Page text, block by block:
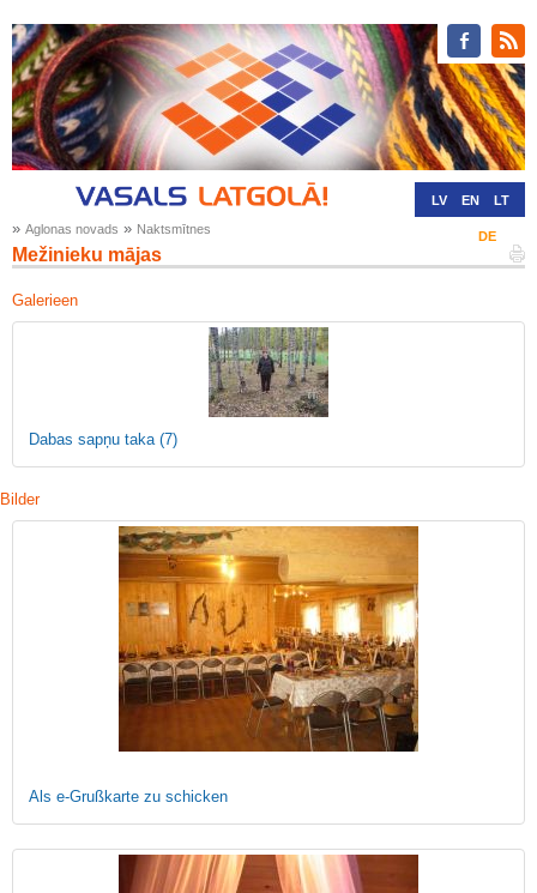
LV EN LT
DE
» Aglonas novads » Naktsmītnes
Mežinieku mājas
Galerieen
Dabas sapņu taka (7)
Bilder
Als e-Grußkarte zu schicken